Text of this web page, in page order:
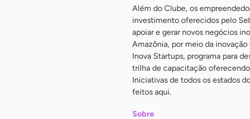
Além do Clube, os
investimento oferecidos pelo
apoiar e gerar novos negócios
Amazônia, por meio da
Inova Startups, programa para
trilha de capacitação
Iniciativas de todos os estados
feitos aqui.
Sobre